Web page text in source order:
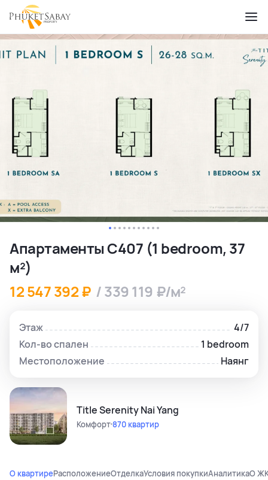
Апартаменты C407 (1 bedroom, 37
м²)
12 547 392 ₽ / 339 119 ₽/м²
Этаж
4/7
Кол-во спален
1 bedroom
Местоположение
Наянг
Title Serenity Nai Yang
Комфорт870 квартир
О квартиреРасположениеОтделкаУсловия покупкиАналитикаО